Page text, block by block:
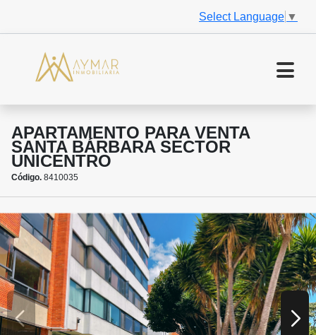
Select Language ▼
APARTAMENTO PARA VENTA
SANTA BÁRBARA SECTOR
UNICENTRO
Código. 8410035